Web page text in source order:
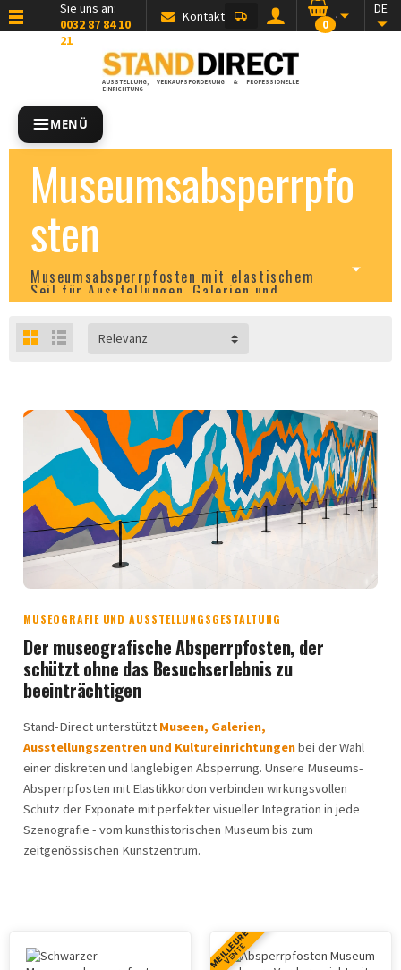
Sie uns an:
0032 87 84 10
21
Kontakt DE
0
AUSSTELLUNG, VERKAUFSFÖRDERUNG & PROFESSIONELLE
EINRICHTUNG
MENÜ
Museumsabsperrpfo
sten
Museumsabsperrpfosten mit elastischem
Seil für Ausstellungen, Galerien und
Kulturstätten
Relevanz
MUSEOGRAFIE UND AUSSTELLUNGSGESTALTUNG
Der museografische Absperrpfosten, der
schützt ohne das Besuchserlebnis zu
beeinträchtigen
Stand-Direct unterstützt Museen, Galerien,
Ausstellungszentren und Kultureinrichtungenbei der Wahl
einer diskreten und langlebigen Absperrung. Unsere Museums-
Absperrpfosten mit Elastikkordon verbinden wirkungsvollen
Schutz der Exponate mit perfekter visueller Integration in jede
Szenografie - vom kunsthistorischen Museum bis zum
zeitgenössischen Kunstzentrum.
MEILLEURE
VENTE